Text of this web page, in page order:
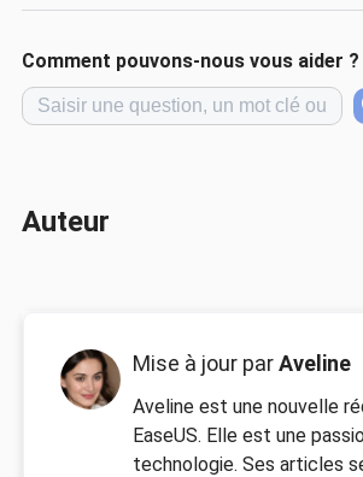
Comment pouvons-nous vous aider ?
Auteur
Mise à jour parAveline
Aveline est une nouvelle
EaseUS. Elle est une
technologie. Ses articles